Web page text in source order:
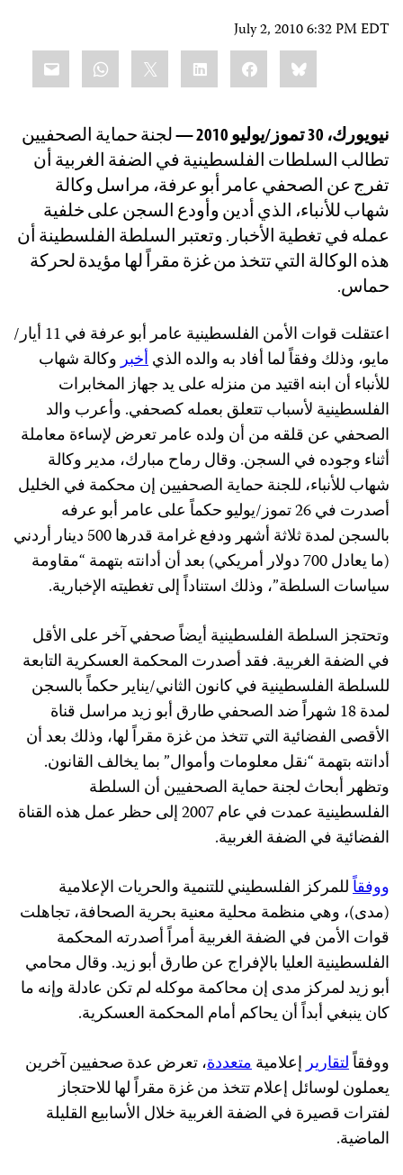
July 2, 2010 6:32 PM EDT
Bluesky
Facebook
LinkedIn
نيويورك، 30 تموز/يوليو 2010 —
لجنة حماية الصحفيين
تطالب السلطات الفلسطينية في الضفة الغربية أن
تفرج عن الصحفي عامر أبو عرفة، مراسل وكالة
شهاب للأنباء، الذي أدين وأودع السجن على خلفية
عمله في تغطية الأخبار. وتعتبر السلطة الفلسطينة أن
هذه الوكالة التي تتخذ من غزة مقراً لها مؤيدة لحركة
حماس.
اعتقلت قوات الأمن الفلسطينية عامر أبو عرفة في 11 أيار/
مايو، وذلك وفقاً لما أفاد به والده الذيأخبروكالة شهاب
للأنباء أن ابنه اقتيد من منزله على يد جهاز المخابرات
الفلسطينية لأسباب تتعلق بعمله كصحفي. وأعرب والد
الصحفي عن قلقه من أن ولده عامر تعرض لإساءة معاملة
أثناء وجوده في السجن. وقال رماح مبارك، مدير وكالة
شهاب للأنباء، للجنة حماية الصحفيين إن محكمة في الخليل
أصدرت في 26 تموز/يوليو حكماً على عامر أبو عرفه
بالسجن لمدة ثلاثة أشهر ودفع غرامة قدرها 500 دينار أردني
(ما يعادل 700 دولار أمريكي) بعد أن أدانته بتهمة “مقاومة
سياسات السلطة”، وذلك استناداً إلى تغطيته الإخبارية.
وتحتجز السلطة الفلسطينية أيضاً صحفي آخر على الأقل
في الضفة الغربية. فقد أصدرت المحكمة العسكرية التابعة
للسلطة الفلسطينية في كانون الثاني/يناير حكماً بالسجن
لمدة 18 شهراً ضد الصحفي طارق أبو زيد مراسل قناة
الأقصى الفضائية التي تتخذ من غزة مقراً لها، وذلك بعد أن
أدانته بتهمة “نقل معلومات وأموال” بما يخالف القانون.
وتظهر أبحاث لجنة حماية الصحفيين أن السلطة
الفلسطينية عمدت في عام 2007 إلى حظر عمل هذه القناة
الفضائية في الضفة الغربية.
ووفقاًللمركز الفلسطيني للتنمية والحريات الإعلامية
(مدى)، وهي منظمة محلية معنية بحرية الصحافة، تجاهلت
قوات الأمن في الضفة الغربية أمراً أصدرته المحكمة
الفلسطينية العليا بالإفراج عن طارق أبو زيد. وقال محامي
أبو زيد لمركز مدى إن محاكمة موكله لم تكن عادلة وإنه ما
كان ينبغي أبداً أن يحاكم أمام المحكمة العسكرية.
ووفقاًلتقاريرإعلاميةمتعددة، تعرض عدة صحفيين آخرين
يعملون لوسائل إعلام تتخذ من غزة مقراً لها للاحتجاز
لفترات قصيرة في الضفة الغربية خلال الأسابيع القليلة
الماضية.